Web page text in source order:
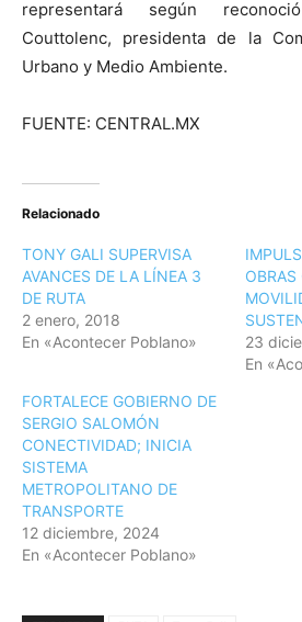
representará según
Couttolenc, presidenta de la
Urbano y Medio Ambiente.
FUENTE: CENTRAL.MX
Relacionado
TONY GALI SUPERVISA
AVANCES DE LA LÍNEA 3
DE RUTA
2 enero, 2018
En «Acontecer Poblano»
23
En
FORTALECE GOBIERNO DE
SERGIO SALOMÓN
CONECTIVIDAD; INICIA
SISTEMA
METROPOLITANO DE
TRANSPORTE
12 diciembre, 2024
En «Acontecer Poblano»